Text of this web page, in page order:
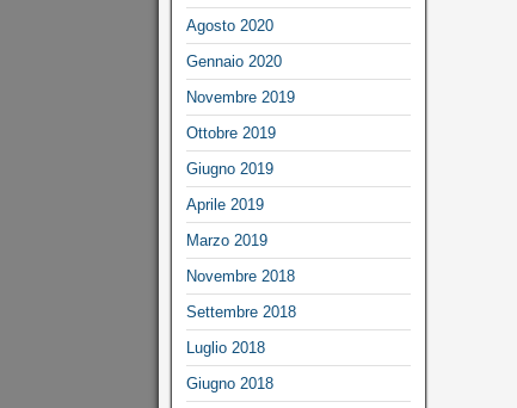
Agosto 2020
Gennaio 2020
Novembre 2019
Ottobre 2019
Giugno 2019
Aprile 2019
Marzo 2019
Novembre 2018
Settembre 2018
Luglio 2018
Giugno 2018